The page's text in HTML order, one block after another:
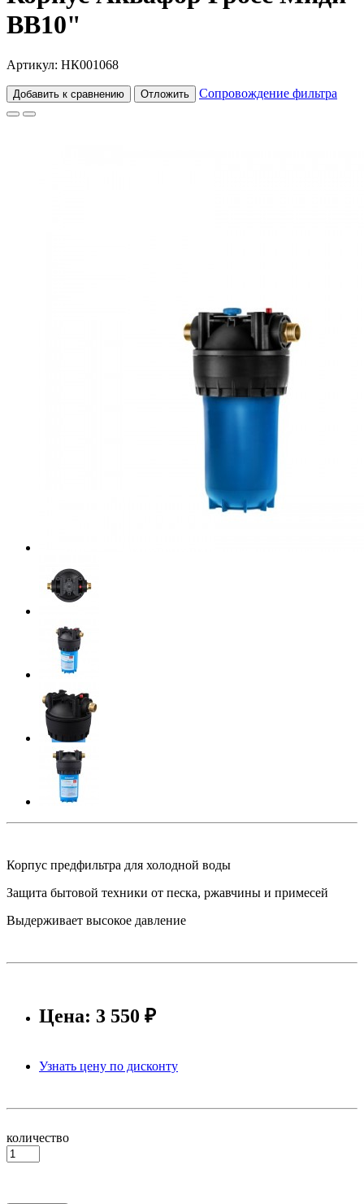
ВВ10"
Артикул: НК001068
Добавить к сравнению Отложить Сопровождение фильтра
Корпус предфильтра для холодной воды
Защита бытовой техники от песка, ржавчины и примесей
Выдерживает высокое давление
Цена: 3 550 ₽
Узнать цену по дисконту
количество